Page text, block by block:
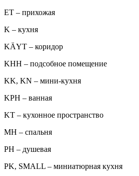
ET – прихожая
K – кухня
KÄYT – коридор
KHH – подсобное помещение
KK, KN – мини-кухня
KPH – ванная
KT – кухонное пространство
MH – спальня
PH – душевая
PK, SMALL – миниатюрная кухня